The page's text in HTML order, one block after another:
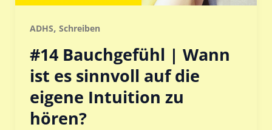
ADHS, Schreiben
#14 Bauchgefühl | Wann
ist es sinnvoll auf die
eigene Intuition zu
hören?